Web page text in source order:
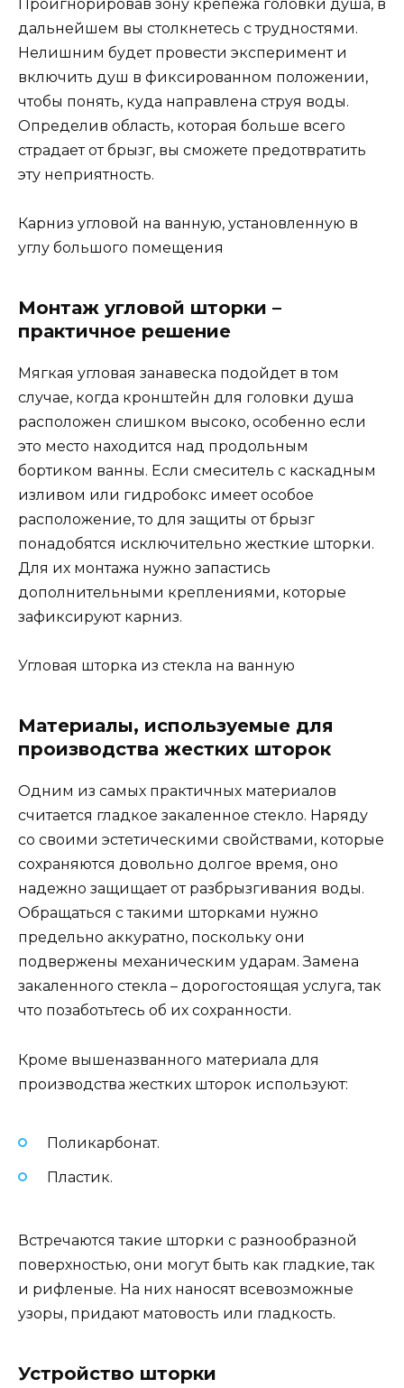
Проигнорировав зону крепежа головки душа, в
дальнейшем вы столкнетесь с трудностями.
Нелишним будет провести эксперимент и
включить душ в фиксированном положении,
чтобы понять, куда направлена струя воды.
Определив область, которая больше всего
страдает от брызг, вы сможете предотвратить
эту неприятность.
Карниз угловой на ванную, установленную в
углу большого помещения
Монтаж угловой шторки –
практичное решение
Мягкая угловая занавеска подойдет в том
случае, когда кронштейн для головки душа
расположен слишком высоко, особенно если
это место находится над продольным
бортиком ванны. Если смеситель с каскадным
изливом или гидробокс имеет особое
расположение, то для защиты от брызг
понадобятся исключительно жесткие шторки.
Для их монтажа нужно запастись
дополнительными креплениями, которые
зафиксируют карниз.
Угловая шторка из стекла на ванную
Материалы, используемые для
производства жестких шторок
Одним из самых практичных материалов
считается гладкое закаленное стекло. Наряду
со своими эстетическими свойствами, которые
сохраняются довольно долгое время, оно
надежно защищает от разбрызгивания воды.
Обращаться с такими шторками нужно
предельно аккуратно, поскольку они
подвержены механическим ударам. Замена
закаленного стекла – дорогостоящая услуга, так
что позаботьтесь об их сохранности.
Кроме вышеназванного материала для
производства жестких шторок используют:
Поликарбонат.
Пластик.
Встречаются такие шторки с разнообразной
поверхностью, они могут быть как гладкие, так
и рифленые. На них наносят всевозможные
узоры, придают матовость или гладкость.
Устройство шторки